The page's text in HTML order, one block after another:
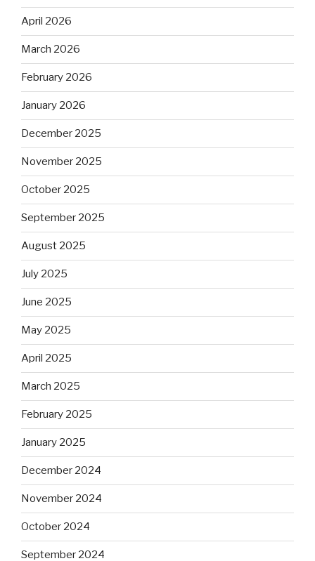
April 2026
March 2026
February 2026
January 2026
December 2025
November 2025
October 2025
September 2025
August 2025
July 2025
June 2025
May 2025
April 2025
March 2025
February 2025
January 2025
December 2024
November 2024
October 2024
September 2024